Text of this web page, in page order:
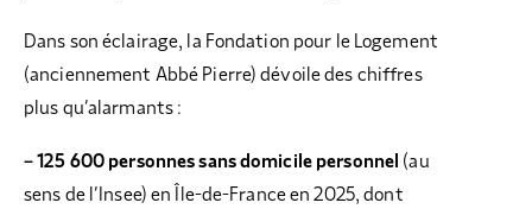
Dans son éclairage, la Fondation pour le Logement
(anciennement Abbé Pierre) dévoile des chiffres
plus qu’alarmants :
– 125 600 personnes sans domicile personnel (au
sens de l’Insee) en Île-de-France en 2025, dont